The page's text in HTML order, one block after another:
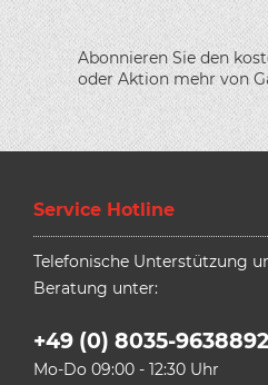
Abonnieren Sie den
oder Aktion mehr von
Service Hotline
Telefonische Unterstützung
Beratung unter:
+49 (0) 8035-9638892
Mo-Do 09:00 - 12:30 Uhr